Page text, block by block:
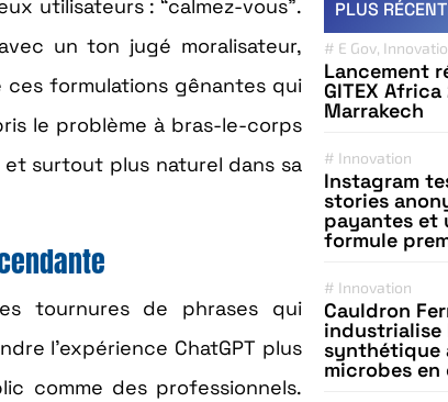
utilisateurs : “calmez-vous”.
un ton jugé moralisateur,
formulations gênantes qui
le problème à bras-le-corps
et surtout plus naturel dans sa
tournures de phrases qui
l’expérience ChatGPT plus
comme des professionnels.
PLUS
# E Gov,
Lancement
GITEX
Marrakech
# Innovation
Instagram
stories
payantes et
formule
# Innovation
Cauldron
industrialise
synthétique
microbes